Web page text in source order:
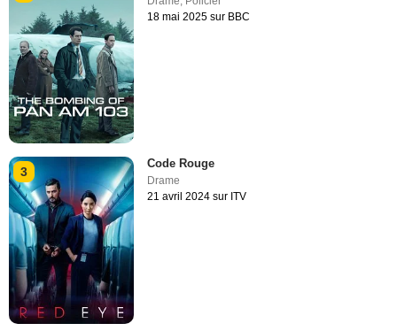
18 mai 2025 sur BBC
3
Code Rouge
Drame
21 avril 2024 sur ITV